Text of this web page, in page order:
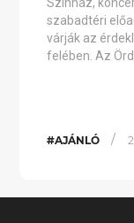
szabadtéri
várják az
felében. Az
#AJÁNLÓ /